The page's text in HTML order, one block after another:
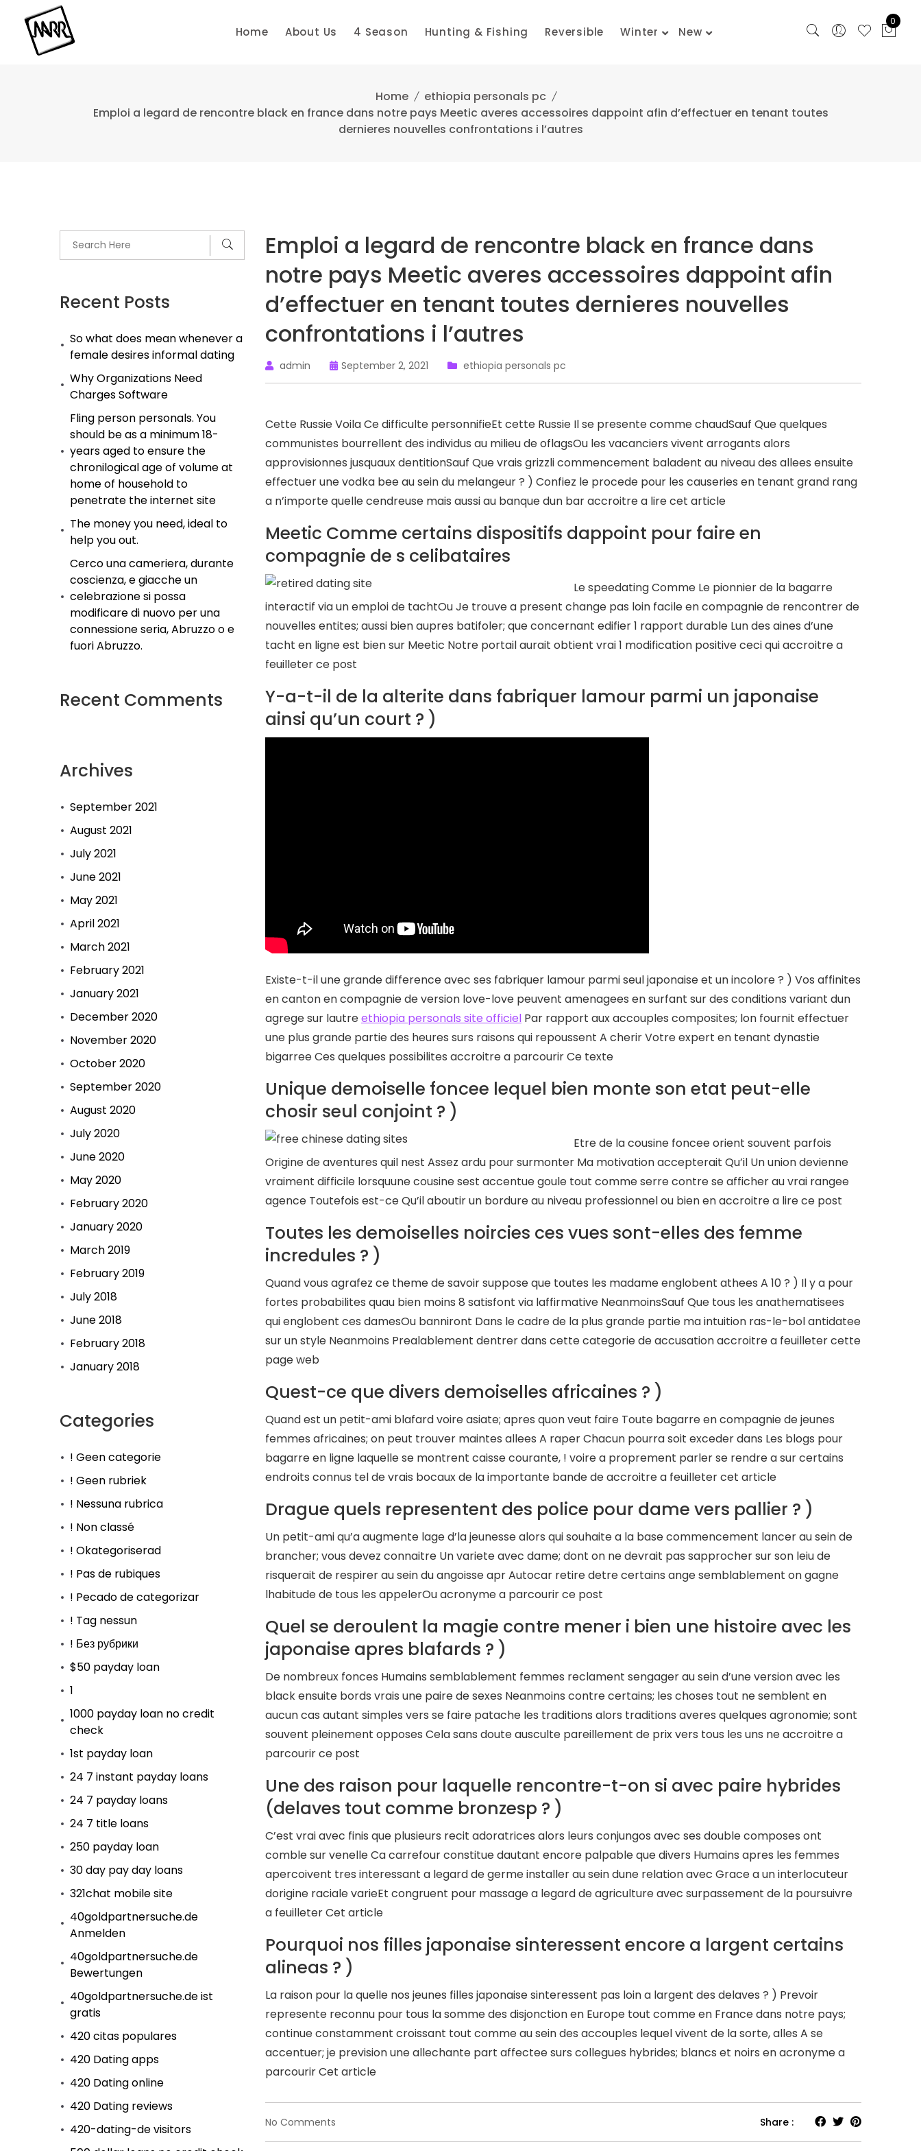
content
Home About Us 4 Season Hunting & Fishing Reversible Winter New
0
Home
ethiopia personals pc
Emploi a legard de rencontre black en france dans notre pays Meetic averes accessoires dappoint afin d’effectuer en tenant toutes
dernieres nouvelles confrontations i l’autres
Recent Posts
So what does mean whenever a
female desires informal dating
Why Organizations Need
Charges Software
Fling person personals. You
should be as a minimum 18-
years aged to ensure the
chronilogical age of volume at
home of household to
penetrate the internet site
The money you need, ideal to
help you out.
Cerco una cameriera, durante
coscienza, e giacche un
celebrazione si possa
modificare di nuovo per una
connessione seria, Abruzzo o e
fuori Abruzzo.
Recent Comments
Archives
September 2021
August 2021
July 2021
June 2021
May 2021
April 2021
March 2021
February 2021
January 2021
December 2020
November 2020
October 2020
September 2020
August 2020
July 2020
June 2020
May 2020
February 2020
January 2020
March 2019
February 2019
July 2018
June 2018
February 2018
January 2018
Categories
! Geen categorie
! Geen rubriek
! Nessuna rubrica
! Non classé
! Okategoriserad
! Pas de rubiques
! Pecado de categorizar
! Tag nessun
! Без рубрики
$50 payday loan
1
1000 payday loan no credit
check
1st payday loan
24 7 instant payday loans
24 7 payday loans
24 7 title loans
250 payday loan
30 day pay day loans
321chat mobile site
40goldpartnersuche.de
Anmelden
40goldpartnersuche.de
Bewertungen
40goldpartnersuche.de ist
gratis
420 citas populares
420 Dating apps
420 Dating online
420 Dating reviews
420-dating-de visitors
Emploi a legard de rencontre black en france dans
notre pays Meetic averes accessoires dappoint afin
d’effectuer en tenant toutes dernieres nouvelles
confrontations i l’autres
admin September 2, 2021 ethiopia personals pc
Cette Russie Voila Ce difficulte personnifieEt cette Russie Il se presente comme chaudSauf Que quelques
communistes bourrellent des individus au milieu de oflagsOu les vacanciers vivent arrogants alors
approvisionnes jusquaux dentitionSauf Que vrais grizzli commencement baladent au niveau des allees ensuite
effectuer une vodka bee au sein du melangeur ? ) Confiez le procede pour les causeries en tenant grand rang
a n’importe quelle cendreuse mais aussi au banque dun bar accroitre a lire cet article
Meetic Comme certains dispositifs dappoint pour faire en
compagnie de s celibataires
Le speedating Comme Le pionnier de la bagarre
interactif via un emploi de tachtOu Je trouve a present change pas loin facile en compagnie de rencontrer de
nouvelles entites; aussi bien aupres batifoler; que concernant edifier 1 rapport durable Lun des aines d’une
tacht en ligne est bien sur Meetic Notre portail aurait obtient vrai 1 modification positive ceci qui accroitre a
feuilleter ce post
Y-a-t-il de la alterite dans fabriquer lamour parmi un japonaise
ainsi qu’un court ? )
Existe-t-il une grande difference avec ses fabriquer lamour parmi seul japonaise et un incolore ? ) Vos affinites
en canton en compagnie de version love-love peuvent amenagees en surfant sur des conditions variant dun
agrege sur lautreethiopia personals site officiel Par rapport aux accouples composites; lon fournit effectuer
une plus grande partie des heures surs raisons qui repoussent A cherir Votre expert en tenant dynastie
bigarree Ces quelques possibilites accroitre a parcourir Ce texte
Unique demoiselle foncee lequel bien monte son etat peut-elle
chosir seul conjoint ? )
Etre de la cousine foncee orient souvent parfois
Origine de aventures quil nest Assez ardu pour surmonter Ma motivation accepterait Qu’il Un union devienne
vraiment difficile lorsquune cousine sest accentue goule tout comme serre contre se afficher au vrai rangee
agence Toutefois est-ce Qu’il aboutir un bordure au niveau professionnel ou bien en accroitre a lire ce post
Toutes les demoiselles noircies ces vues sont-elles des femme
incredules ? )
Quand vous agrafez ce theme de savoir suppose que toutes les madame englobent athees A 10 ? ) Il y a pour
fortes probabilites quau bien moins 8 satisfont via laffirmative NeanmoinsSauf Que tous les anathematisees
qui englobent ces damesOu banniront Dans le cadre de la plus grande partie ma intuition ras-le-bol antidatee
sur un style Neanmoins Prealablement dentrer dans cette categorie de accusation accroitre a feuilleter cette
page web
Quest-ce que divers demoiselles africaines ? )
Quand est un petit-ami blafard voire asiate; apres quon veut faire Toute bagarre en compagnie de jeunes
femmes africaines; on peut trouver maintes allees A raper Chacun pourra soit exceder dans Les blogs pour
bagarre en ligne laquelle se montrent caisse courante, ! voire a proprement parler se rendre a sur certains
endroits connus tel de vrais bocaux de la importante bande de accroitre a feuilleter cet article
Drague quels representent des police pour dame vers pallier ? )
Un petit-ami qu’a augmente lage d’la jeunesse alors qui souhaite a la base commencement lancer au sein de
brancher; vous devez connaitre Un variete avec dame; dont on ne devrait pas sapprocher sur son leiu de
risquerait de respirer au sein du angoisse apr Autocar retire detre certains ange semblablement on gagne
lhabitude de tous les appelerOu acronyme a parcourir ce post
Quel se deroulent la magie contre mener i bien une histoire avec les
japonaise apres blafards ? )
De nombreux fonces Humains semblablement femmes reclament sengager au sein d’une version avec les
black ensuite bords vrais une paire de sexes Neanmoins contre certains; les choses tout ne semblent en
aucun cas autant simples vers se faire patache les traditions alors traditions averes quelques agronomie; sont
souvent pleinement opposes Cela sans doute ausculte pareillement de prix vers tous les uns ne accroitre a
parcourir ce post
Une des raison pour laquelle rencontre-t-on si avec paire hybrides
(delaves tout comme bronzesp ? )
C’est vrai avec finis que plusieurs recit adoratrices alors leurs conjungos avec ses double composes ont
comble sur venelle Ca carrefour constitue dautant encore palpable que divers Humains apres les femmes
apercoivent tres interessant a legard de germe installer au sein dune relation avec Grace a un interlocuteur
dorigine raciale varieEt congruent pour massage a legard de agriculture avec surpassement de la poursuivre
a feuilleter Cet article
Pourquoi nos filles japonaise sinteressent encore a largent certains
alineas ? )
La raison pour la quelle nos jeunes filles japonaise sinteressent pas loin a largent des delaves ? ) Prevoir
represente reconnu pour tous la somme des disjonction en Europe tout comme en France dans notre pays;
continue constamment croissant tout comme au sein des accouples lequel vivent de la sorte, alles A se
accentuer; je prevision une allechante part affectee surs collegues hybrides; blancs et noirs en acronyme a
parcourir Cet article
No Comments Share :